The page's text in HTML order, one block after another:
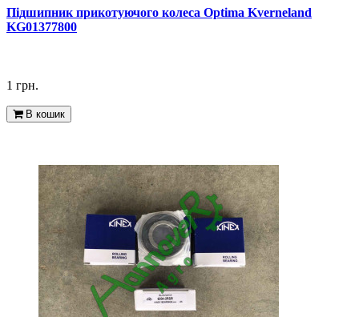
Підшипник прикотуючого колеса Optima Kverneland
KG01377800
1 грн.
В кошик